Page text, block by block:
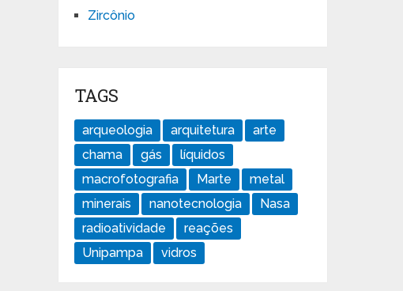
Zircônio
TAGS
arqueologia arquitetura
arte
chama
gás
líquidos
macrofotografia
Marte
metal
minerais
nanotecnologia
Nasa
radioatividade
reações
Unipampa
vidros